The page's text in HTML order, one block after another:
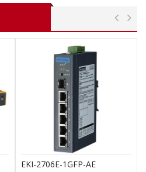
EKI-2706E-1GFP-AE